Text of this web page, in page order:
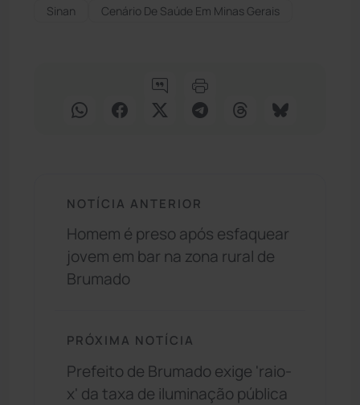
Sinan Cenário De Saúde Em Minas Gerais
NOTÍCIA ANTERIOR
Homem é preso após esfaquear
jovem em bar na zona rural de
Brumado
PRÓXIMA NOTÍCIA
Prefeito de Brumado exige 'raio-
x' da taxa de iluminação pública